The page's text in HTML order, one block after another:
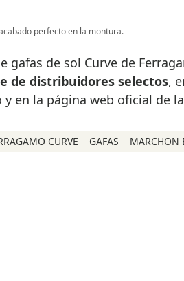
perfecto en la montura.
gafas de sol Curve de
de distribuidores selectos,
en la página web oficial de
CURVE GAFAS MARCHON